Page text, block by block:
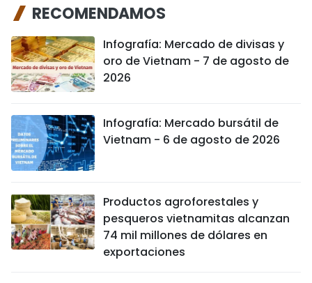
RECOMENDAMOS
Infografía: Mercado de divisas y
oro de Vietnam - 7 de agosto de
2026
Infografía: Mercado bursátil de
Vietnam - 6 de agosto de 2026
Productos agroforestales y
pesqueros vietnamitas alcanzan
74 mil millones de dólares en
exportaciones